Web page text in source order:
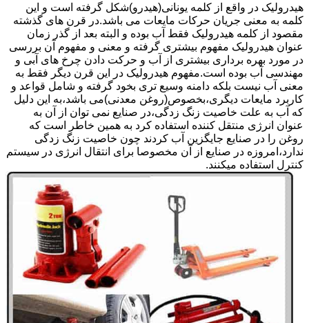
هیدرولیک در واقع از کلمه یونانی(هیدرو)شکل گرفته است و این
کلمه به معنی جریان حرکات مایعات می باشد.در قرن های گذشته
مقصود از کلمه هیدرولیک فقط آب بوده و البته بعد از گذر زمان
عنوان هیدرولیک مفهوم بیشتری گرفته و معنی و مفهوم آن بررسی
در مورد بهره برداری بیشتری از آب و حرکت دادن چرخ های آبی و
مهندسی آب بوده است.مفهوم هیدرولیک در این قرن دیگر فقط به
معنی آب نیست بلکه دامنه وسیع تری بخود گرفته و شامل قواعد و
کاربرد مایعات دیگری،بخصوص(روغن معدنی)می باشد،به این دلیل
که آب به علت خاصیت زنگ زدگی،در صنایع نمی توان از آن به
عنوان انرژی منتقل کننده استفاده کرد به همین خاطر است که
روغن را در صنایع جایگزین آب کردند چون خاصیت زنگ زدگی
ندارد،امروزه در صنایع از آن مخصوصا برای انتقال انرژی در سیستم
کنترل استفاده میکنند.